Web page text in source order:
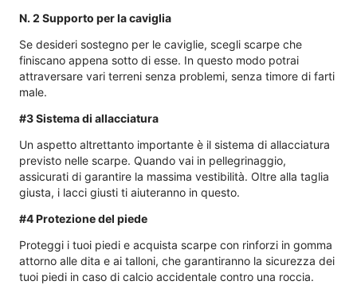
N. 2 Supporto per la caviglia
Se desideri sostegno per le caviglie, scegli scarpe che
finiscano appena sotto di esse. In questo modo potrai
attraversare vari terreni senza problemi, senza timore di farti
male.
#3 Sistema di allacciatura
Un aspetto altrettanto importante è il sistema di allacciatura
previsto nelle scarpe. Quando vai in pellegrinaggio,
assicurati di garantire la massima vestibilità. Oltre alla taglia
giusta, i lacci giusti ti aiuteranno in questo.
#4 Protezione del piede
Proteggi i tuoi piedi e acquista scarpe con rinforzi in gomma
attorno alle dita e ai talloni, che garantiranno la sicurezza dei
tuoi piedi in caso di calcio accidentale contro una roccia.